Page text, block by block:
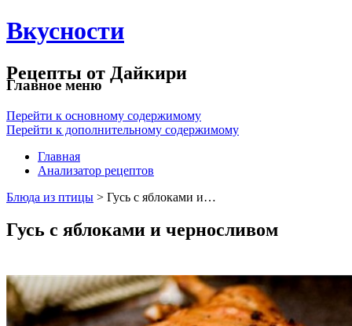
Вкусности
Рецепты от Дайкири
Главное меню
Перейти к основному содержимому
Перейти к дополнительному содержимому
Главная
Анализатор рецептов
Блюда из птицы > Гусь с яблоками и…
Гусь с яблоками и черносливом